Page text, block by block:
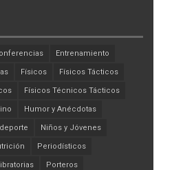
Entrenamiento
Físicos Físicos Tácticos
Físicos Técnicos Tácticos
Humor y Anécdotas
Niños y Jóvenes
Periodísticos
Porteros